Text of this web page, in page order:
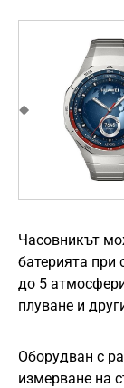
Часовникът
батерията при
до 5
плуване и
Оборудван с
измерване на